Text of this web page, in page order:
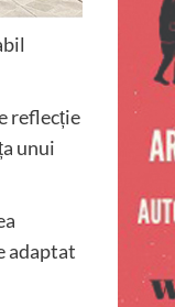
reflecție
unui
adaptat